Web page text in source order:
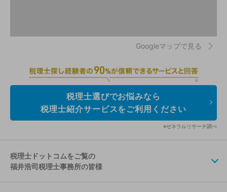
Googleマップで見る
税理士選びでお悩みなら
税理士紹介サービスをご利用ください
※ゼネラルリサーチ調べ
税理士ドットコムをご覧の
福井浩司税理士事務所の皆様